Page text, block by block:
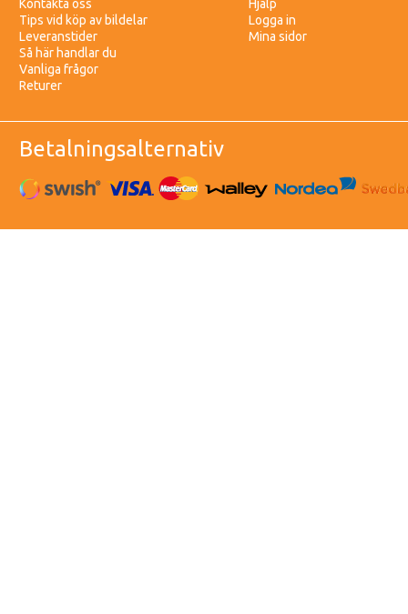
Kontakta oss
Tips vid köp av bildelar
Leveranstider
Så här handlar du
Vanliga frågor
Returer
Hjälp
Logga in
Mina sidor
Betalningsalternativ